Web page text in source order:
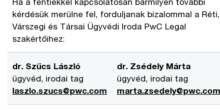
kérdésük merülne fel, forduljanak bizalommal a Réti,
Várszegi és Társai Ügyvédi Iroda PwC Legal
szakértőihez:
dr. Szűcs László
ügyvéd, irodai tag
laszlo.szucs@pwc.com
dr. Zsédely Márta
ügyvéd, irodai tag
marta.zsedely@pwc.com